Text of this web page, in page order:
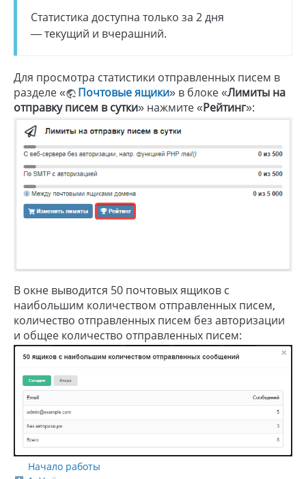
Начало работы
Статистика доступна только за 2 дня
— текущий и вчерашний.
Для просмотра статистики отправленных писем в
разделе «
Почтовые ящики» в блоке «Лимиты на
отправку писем в сутки» нажмите «Рейтинг»:
В окне выводится 50 почтовых ящиков с
наибольшим количеством отправленных писем,
количество отправленных писем без авторизации
и общее количество отправленных писем: